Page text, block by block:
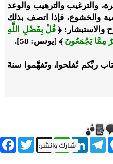
والترغيب والترهيب والوعد
والخشوع، فإذا اتصف بذلك
والاستبشار: ﴿ قُلْ بِفَضْلِ اللَّهِ
مِمَّا يَجْمَعُونَ ﴾ [يونس: 58].
ربِّكم تُفلحوا، وتَفهَّموا سنةَ
Twitter X
WhatsAppLinkedInTelegram